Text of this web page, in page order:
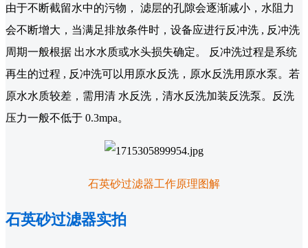
由于不断截留水中的污物， 滤层的孔隙会逐渐减小，水阻力
会不断增大，当满足排放条件时，设备应进行反冲洗 , 反冲洗
周期一般根据 出水水质或水头损失确定。 反冲洗过程是系统
再生的过程 , 反冲洗可以用原水反洗，原水反洗用原水泵。若
原水水质较差，需用清 水反洗，清水反洗加装反洗泵。反洗
压力一般不低于 0.3mpa。
石英砂过滤器工作原理图解
石英砂过滤器实拍